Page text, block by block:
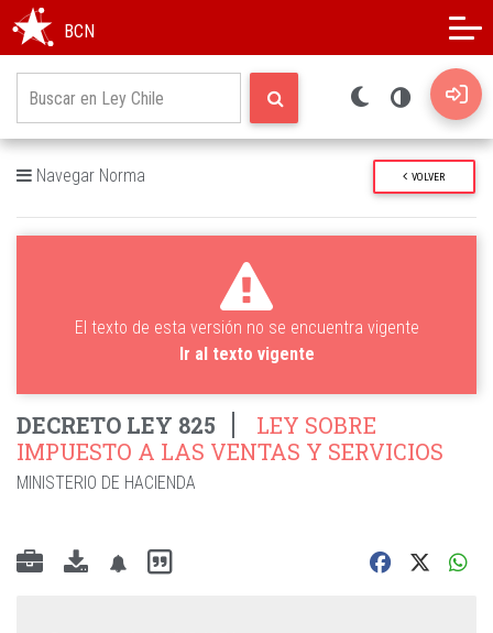
BCN
Navegar Norma VOLVER
El texto de esta versión no se encuentra vigente
Ir al texto vigente
DECRETO LEY 825
LEY SOBRE
IMPUESTO A LAS VENTAS Y SERVICIOS
MINISTERIO DE HACIENDA